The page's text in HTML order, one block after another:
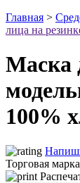
Главная >
лица на
Маска
100%
Торговая